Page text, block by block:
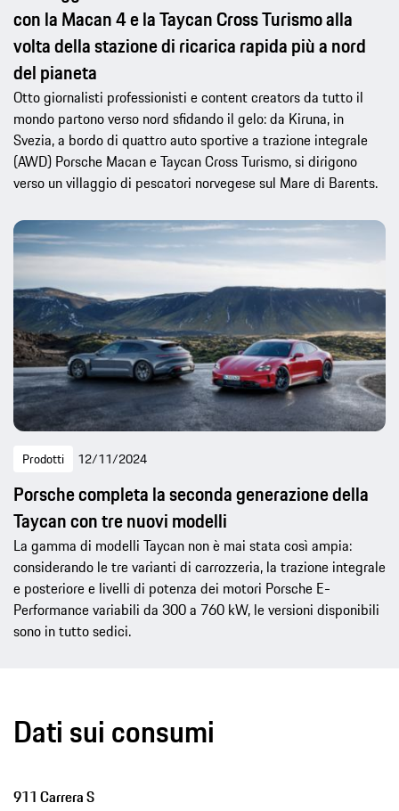
con la Macan 4 e la Taycan Cross Turismo alla
volta della stazione di ricarica rapida più a nord
del pianeta
Otto giornalisti professionisti e content creators da tutto il
mondo partono verso nord sfidando il gelo: da Kiruna, in
Svezia, a bordo di quattro auto sportive a trazione integrale
(AWD) Porsche Macan e Taycan Cross Turismo, si dirigono
verso un villaggio di pescatori norvegese sul Mare di Barents.
Prodotti 12/11/2024
Porsche completa la seconda generazione della
Taycan con tre nuovi modelli
La gamma di modelli Taycan non è mai stata così ampia:
considerando le tre varianti di carrozzeria, la trazione integrale
e posteriore e livelli di potenza dei motori Porsche E-
Performance variabili da 300 a 760 kW, le versioni disponibili
sono in tutto sedici.
Dati sui consumi
911 Carrera S